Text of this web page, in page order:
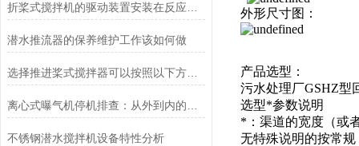
潜水推流器的保养维护工作该如何做
选择推进桨式搅拌器可以按照以下方面考虑
不锈钢潜水搅拌机设备特性分析
外形尺寸图：
产品选型：
污水处理厂GSHZ型
选型*参数说明
*：渠道的宽度（或
无特殊说明的按常规